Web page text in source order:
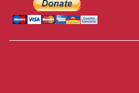
5 years ago